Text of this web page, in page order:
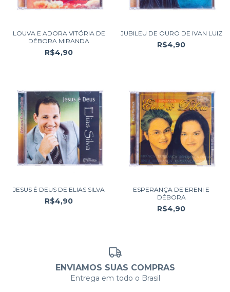
LOUVA E ADORA VITÓRIA DE
DÉBORA MIRANDA
R$4,90
JUBILEU DE OURO DE IVAN LUIZ
R$4,90
JESUS É DEUS DE ELIAS SILVA
R$4,90
ESPERANÇA DE ERENI E
DÉBORA
R$4,90
ENVIAMOS SUAS COMPRAS
Entrega em todo o Brasil